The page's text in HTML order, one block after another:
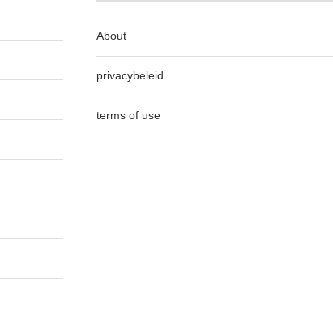
About
privacybeleid
terms of use